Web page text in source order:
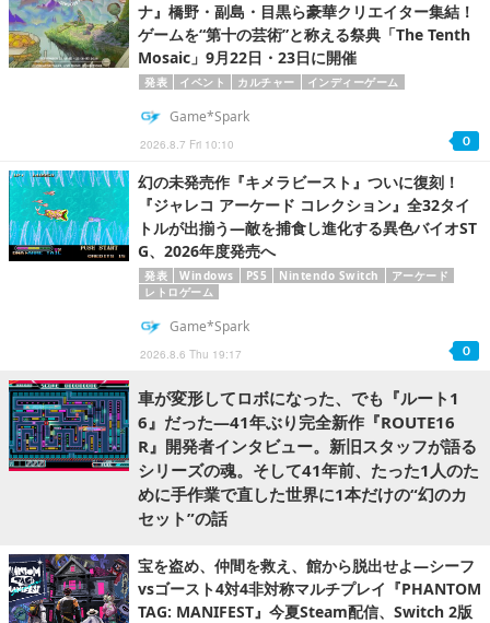
ナ』橋野・副島・目黒ら豪華クリエイター集結！
ゲームを“第十の芸術”と称える祭典「The Tenth
Mosaic」9月22日・23日に開催
発表 イベント カルチャー インディーゲーム
2026.8.7 Fri 10:10
Game*Spark
0
幻の未発売作『キメラビースト』ついに復刻！
『ジャレコ アーケード コレクション』全32タイ
トルが出揃う―敵を捕食し進化する異色バイオST
G、2026年度発売へ
発表 Windows PS5 Nintendo Switch
アーケード
レトロゲーム
2026.8.6 Thu 19:17
Game*Spark
0
車が変形してロボになった、でも『ルート1
6』だった―41年ぶり完全新作『ROUTE16
R』開発者インタビュー。新旧スタッフが語る
シリーズの魂。そして41年前、たった1人のた
めに手作業で直した世界に1本だけの“幻のカ
セット”の話
宝を盗め、仲間を救え、館から脱出せよ―シーフ
vsゴースト4対4非対称マルチプレイ『PHANTOM
TAG: MANIFEST』今夏Steam配信、Switch 2版